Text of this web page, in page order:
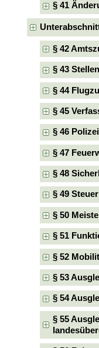
§ 41
§ 42
§ 43
§ 44
§ 45
§ 46
§ 47
§ 48
§ 49
§ 50
§ 51
§ 52
§ 53
§ 54
§ 55